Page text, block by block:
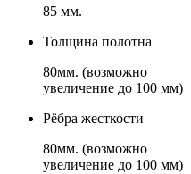
85 мм.
Толщина полотна
80мм. (возможно
увеличение до 100 мм)
Рёбра жесткости
80мм. (возможно
увеличение до 100 мм)